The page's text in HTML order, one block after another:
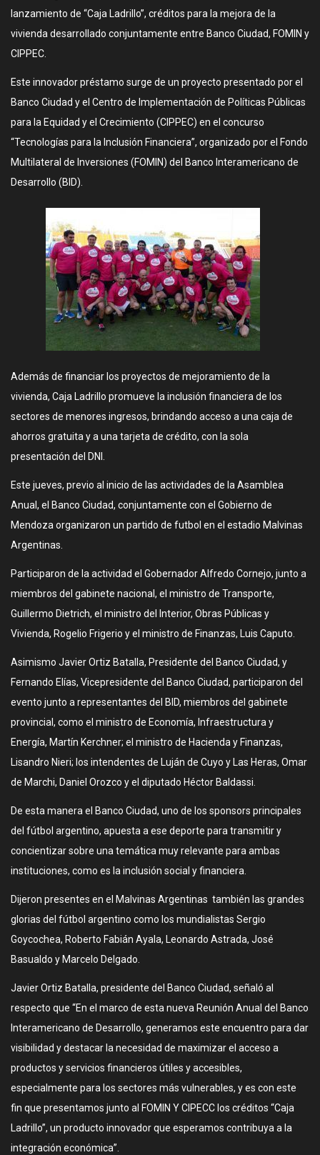
lanzamiento de “Caja Ladrillo”, créditos para la mejora de la
vivienda desarrollado conjuntamente entre Banco Ciudad, FOMIN y
CIPPEC.
Este innovador préstamo surge de un proyecto presentado por el
Banco Ciudad y el Centro de Implementación de Políticas Públicas
para la Equidad y el Crecimiento (CIPPEC) en el concurso
“Tecnologías para la Inclusión Financiera”, organizado por el Fondo
Multilateral de Inversiones (FOMIN) del Banco Interamericano de
Desarrollo (BID).
Además de financiar los proyectos de mejoramiento de la
vivienda, Caja Ladrillo promueve la inclusión financiera de los
sectores de menores ingresos, brindando acceso a una caja de
ahorros gratuita y a una tarjeta de crédito, con la sola
presentación del DNI.
Este jueves, previo al inicio de las actividades de la Asamblea
Anual, el Banco Ciudad, conjuntamente con el Gobierno de
Mendoza organizaron un partido de futbol en el estadio Malvinas
Argentinas.
Participaron de la actividad el Gobernador Alfredo Cornejo, junto a
miembros del gabinete nacional, el ministro de Transporte,
Guillermo Dietrich, el ministro del Interior, Obras Públicas y
Vivienda, Rogelio Frigerio y el ministro de Finanzas, Luis Caputo.
Asimismo Javier Ortiz Batalla, Presidente del Banco Ciudad, y
Fernando Elías, Vicepresidente del Banco Ciudad, participaron del
evento junto a representantes del BID, miembros del gabinete
provincial, como el ministro de Economía, Infraestructura y
Energía, Martín Kerchner; el ministro de Hacienda y Finanzas,
Lisandro Nieri; los intendentes de Luján de Cuyo y Las Heras, Omar
de Marchi, Daniel Orozco y el diputado Héctor Baldassi.
De esta manera el Banco Ciudad, uno de los sponsors principales
del fútbol argentino, apuesta a ese deporte para transmitir y
concientizar sobre una temática muy relevante para ambas
instituciones, como es la inclusión social y financiera.
Dijeron presentes en el Malvinas Argentinas también las grandes
glorias del fútbol argentino como los mundialistas Sergio
Goycochea, Roberto Fabián Ayala, Leonardo Astrada, José
Basualdo y Marcelo Delgado.
Javier Ortiz Batalla, presidente del Banco Ciudad, señaló al
respecto que “En el marco de esta nueva Reunión Anual del Banco
Interamericano de Desarrollo, generamos este encuentro para dar
visibilidad y destacar la necesidad de maximizar el acceso a
productos y servicios financieros útiles y accesibles,
especialmente para los sectores más vulnerables, y es con este
fin que presentamos junto al FOMIN Y CIPECC los créditos “Caja
Ladrillo”, un producto innovador que esperamos contribuya a la
integración económica”.